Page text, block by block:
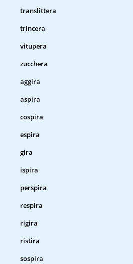
translittera
trincera
vitupera
zucchera
aggira
aspira
cospira
espira
gira
ispira
perspira
respira
rigira
ristira
sospira